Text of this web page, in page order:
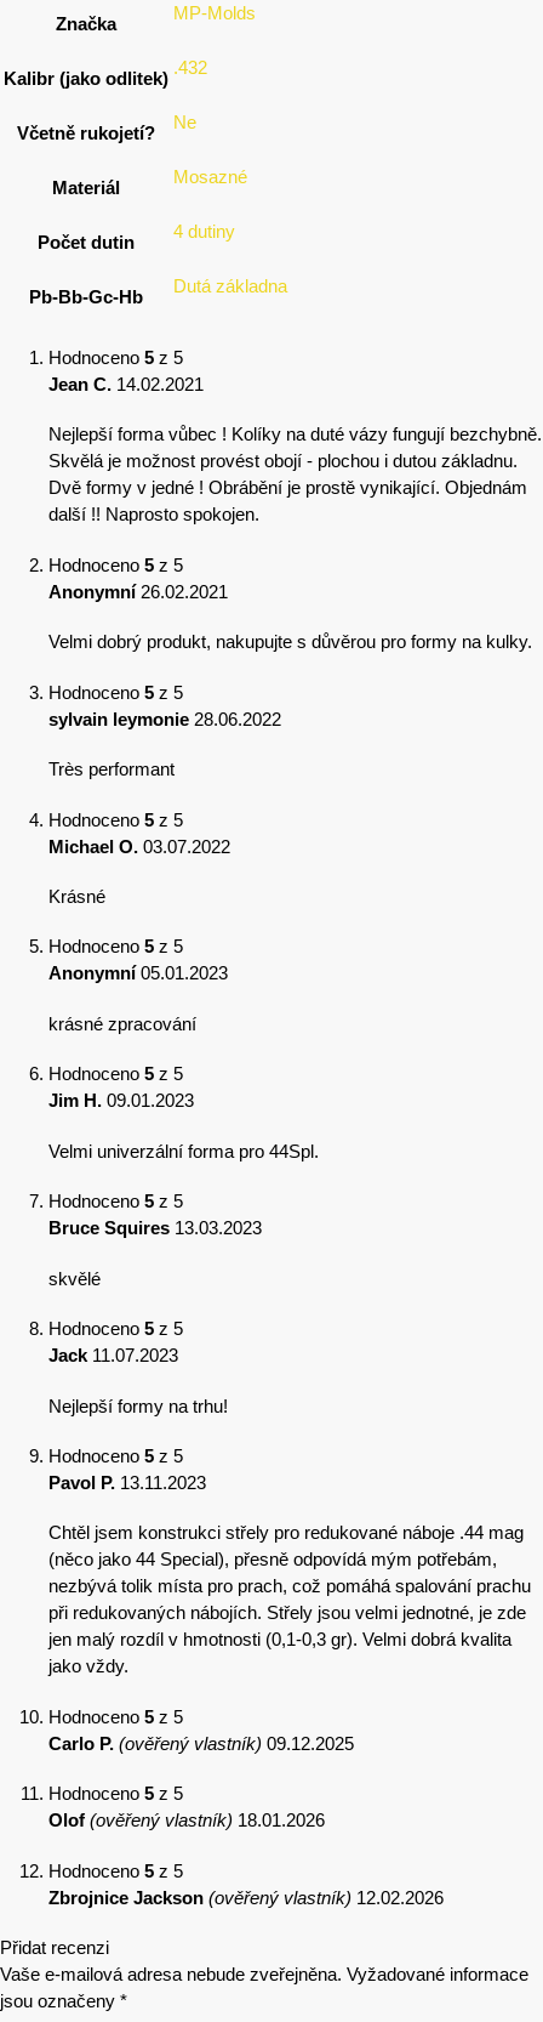
Značka
MP-Molds
Kalibr (jako odlitek)
.432
Včetně rukojetí?
Ne
Materiál
Mosazné
Počet dutin
4 dutiny
Pb-Bb-Gc-Hb
Dutá základna
Hodnoceno 5 z 5
Jean C. 14.02.2021
Nejlepší forma vůbec ! Kolíky na duté vázy fungují bezchybně.
Skvělá je možnost provést obojí - plochou i dutou základnu.
Dvě formy v jedné ! Obrábění je prostě vynikající. Objednám
další !! Naprosto spokojen.
Hodnoceno 5 z 5
Anonymní 26.02.2021
Velmi dobrý produkt, nakupujte s důvěrou pro formy na kulky.
Hodnoceno 5 z 5
sylvain leymonie 28.06.2022
Très performant
Hodnoceno 5 z 5
Michael O. 03.07.2022
Krásné
Hodnoceno 5 z 5
Anonymní 05.01.2023
krásné zpracování
Hodnoceno 5 z 5
Jim H. 09.01.2023
Velmi univerzální forma pro 44Spl.
Hodnoceno 5 z 5
Bruce Squires 13.03.2023
skvělé
Hodnoceno 5 z 5
Jack 11.07.2023
Nejlepší formy na trhu!
Hodnoceno 5 z 5
Pavol P. 13.11.2023
Chtěl jsem konstrukci střely pro redukované náboje .44 mag
(něco jako 44 Special), přesně odpovídá mým potřebám,
nezbývá tolik místa pro prach, což pomáhá spalování prachu
při redukovaných nábojích. Střely jsou velmi jednotné, je zde
jen malý rozdíl v hmotnosti (0,1-0,3 gr). Velmi dobrá kvalita
jako vždy.
Hodnoceno 5 z 5
Carlo P. (ověřený vlastník) 09.12.2025
Hodnoceno 5 z 5
Olof (ověřený vlastník) 18.01.2026
Hodnoceno 5 z 5
Zbrojnice Jackson (ověřený vlastník) 12.02.2026
Přidat recenzi
Vaše e-mailová adresa nebude zveřejněna. Vyžadované informace
jsou označeny *